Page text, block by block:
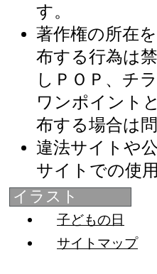
す。
著作権の所在
布する行為は
しＰＯＰ、チ
ワンポイント
布する場合は
違法サイトや
サイトでの使
イラスト
子どもの日
サイトマップ